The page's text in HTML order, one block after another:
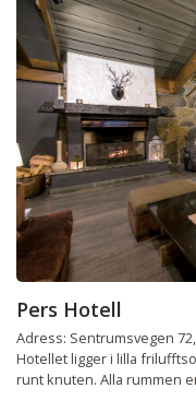
Pers Hotell
Adress: Sentrumsvegen
Hotellet ligger i lilla
runt knuten. Alla rummen